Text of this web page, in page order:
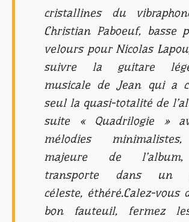
cristallines du
Christian Paboeuf, basse
velours pour Nicolas
suivre la guitare
musicale de Jean qui a
seul la quasi-totalité de
suite « Quadrilogie »
mélodies
majeure de
transporte dans un
céleste, éthéré.Calez-vous
bon fauteuil, fermez